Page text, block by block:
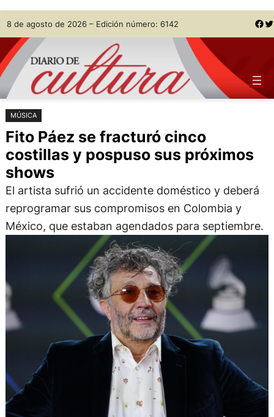
Saltar
al
contenido
Skip
to
content
8 de agosto de 2026 – Edición número: 6142 Facebook Twitter
MÚSICA
Fito Páez se fracturó cinco
costillas y pospuso sus próximos
shows
El artista sufrió un accidente doméstico y deberá
reprogramar sus compromisos en Colombia y
México, que estaban agendados para septiembre.